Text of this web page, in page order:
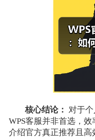
核心结论： 对于
WPS客服并非首选，
介绍官方真正推荐且高